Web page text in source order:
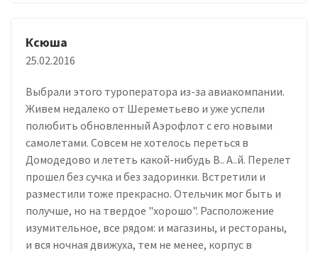
Ксюша
25.02.2016
Выбрали этого туроператора из-за авиакомпании.
Живем недалеко от Шереметьево и уже успели
полюбить обновленный Аэрофлот с его новыми
самолетами. Совсем не хотелось переться в
Домодедово и лететь какой-нибудь В.. А..й. Перелет
прошел без сучка и без задоринки. Встретили и
разместили тоже прекрасно. Отельчик мог быть и
получше, но на твердое "хорошо". Расположение
изумительное, все рядом: и магазины, и рестораны,
и вся ночная движуха, тем не менее, корпус в